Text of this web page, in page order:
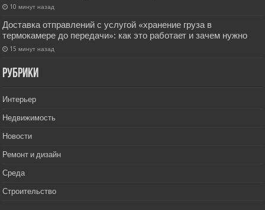
10 минут назад
Доставка отправлений с услугой «хранение груза в
термокамере до передачи»: как это работает и зачем нужно
15 минут назад
РУбрики
Интерьер
Недвижимость
Новости
Ремонт и дизайн
Среда
Строительство